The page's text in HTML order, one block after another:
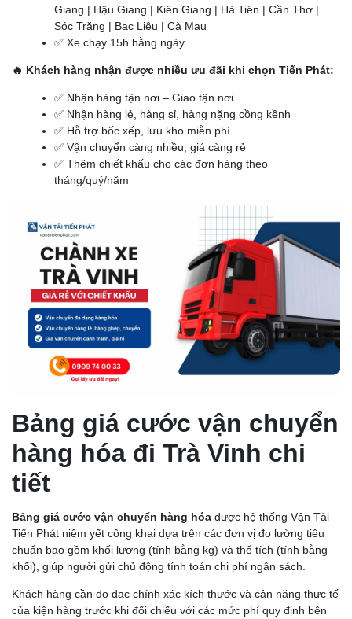
Giang | Hậu Giang | Kiên Giang | Hà Tiên | Cần Thơ |
Sóc Trăng | Bạc Liêu | Cà Mau
✅ Xe chạy 15h hằng ngày
🔥 Khách hàng nhận được nhiều ưu đãi khi chọn Tiến Phát:
✅ Nhận hàng tận nơi – Giao tận nơi
✅ Nhận hàng lẻ, hàng sỉ, hàng nặng cồng kềnh
✅ Hỗ trợ bốc xếp, lưu kho miễn phí
✅ Vận chuyển càng nhiều, giá càng rẻ
✅ Thêm chiết khấu cho các đơn hàng theo
tháng/quý/năm
Bảng giá cước vận chuyển
hàng hóa đi Trà Vinh chi
tiết
Bảng giá cước vận chuyển hàng hóa được hệ thống Vận Tải
Tiến Phát niêm yết công khai dựa trên các đơn vị đo lường tiêu
chuẩn bao gồm khối lượng (tính bằng kg) và thể tích (tính bằng
khối), giúp người gửi chủ động tính toán chi phí ngân sách.
Khách hàng cần đo đạc chính xác kích thước và cân nặng thực tế
của kiện hàng trước khi đối chiếu với các mức phí quy định bên